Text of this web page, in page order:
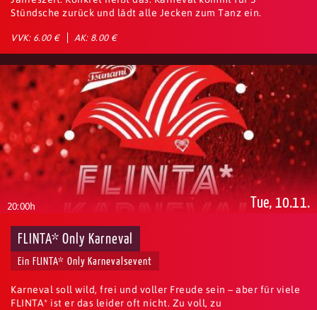
Stündsche zurück und lädt alle Jecken zum Tanz ein.
VVK: 6.00 € AK: 8.00 €
20:00h Tue, 10.11.
FLINTA* Only Karneval
Ein FLINTA* Only Karnevalsevent
Karneval soll wild, frei und voller Freude sein – aber für viele
FLINTA* ist er das leider oft nicht. Zu voll, zu